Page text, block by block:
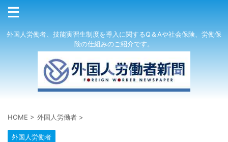
外国人労働者、技能実習生制度を導入に関するQ＆Aや社会保険、労働保
険の仕組みのご紹介です。
HOME > 外国人労働者 >
外国人労働者